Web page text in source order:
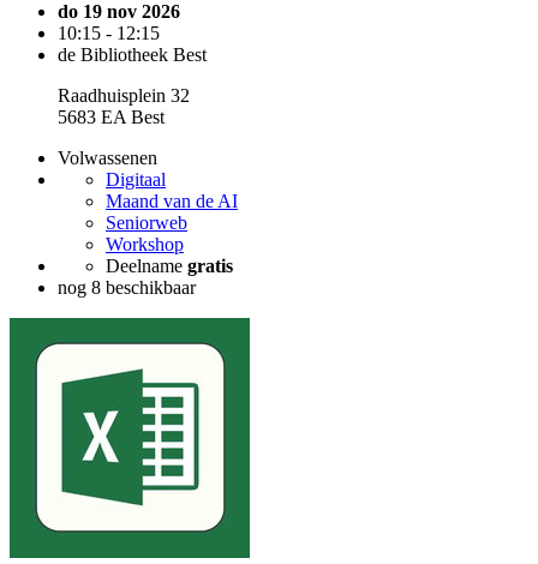
do 19 nov 2026
10:15 - 12:15
de Bibliotheek Best
Raadhuisplein 32
5683 EA Best
Volwassenen
Digitaal
Maand van de AI
Seniorweb
Workshop
Deelname gratis
nog 8 beschikbaar